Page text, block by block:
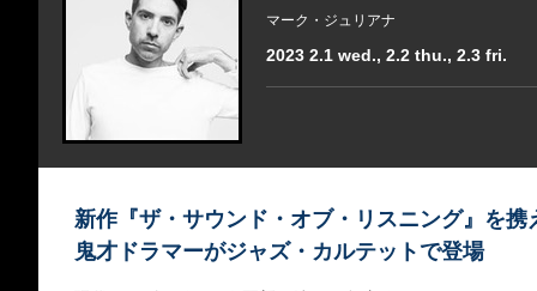
マーク・ジュリアナ
2023 2.1 wed., 2.2 thu., 2.3 fri.
新作『ザ・サウンド・オブ・リスニング』を携
鬼才ドラマーがジャズ・カルテットで登場